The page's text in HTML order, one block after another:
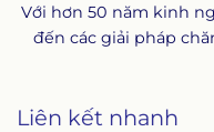
Với hơn 50 năm kinh
đến các giải pháp
Liên kết nhanh